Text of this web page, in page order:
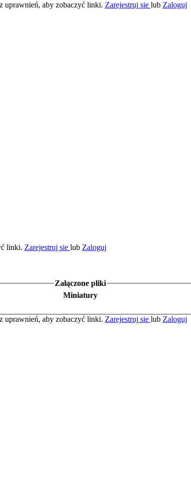
uprawnień, aby zobaczyć linki. Zarejestruj sie lub Zaloguj
linki. Zarejestruj sie lub Zaloguj
Załączone pliki
Miniatury
uprawnień, aby zobaczyć linki. Zarejestruj sie lub Zaloguj